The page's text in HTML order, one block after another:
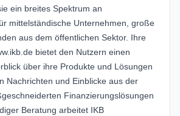
ein breites Spektrum an
mittelständische Unternehmen, große
aus dem öffentlichen Sektor. Ihre
bietet den Nutzern einen
über ihre Produkte und Lösungen
Nachrichten und Einblicke aus der
Finanzierungslösungen
Beratung arbeitet IKB